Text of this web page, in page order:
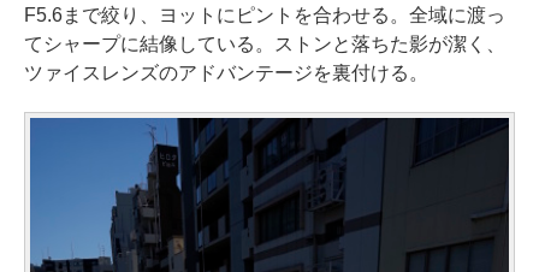
F5.6まで絞り、ヨットにピントを合わせる。全域に渡っ
てシャープに結像している。ストンと落ちた影が潔く、
ツァイスレンズのアドバンテージを裏付ける。